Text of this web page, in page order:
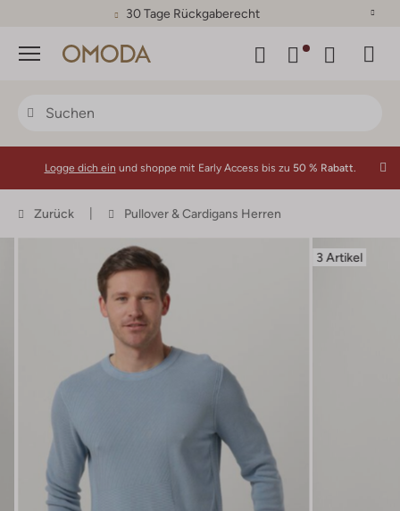
30 Tage Rückgaberecht
Menü
Logge dich ein und shoppe mit Early Access bis zu 50 % Rabatt.
Zurück Pullover & Cardigans Herren
3 Artikel